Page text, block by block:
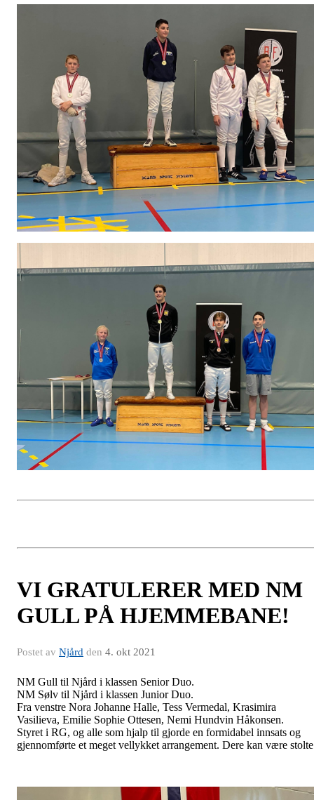
VI GRATULERER MED NM
GULL PÅ HJEMMEBANE!
Postet av Njård den 4. okt 2021
NM Gull til Njård i klassen Senior Duo.
NM Sølv til Njård i klassen Junior Duo.
Fra venstre Nora Johanne Halle, Tess Vermedal, Krasimira
Vasilieva, Emilie Sophie Ottesen, Nemi Hundvin Håkonsen.
Styret i RG, og alle som hjalp til gjorde en formidabel innsats og
gjennomførte et meget vellykket arrangement. Dere kan være